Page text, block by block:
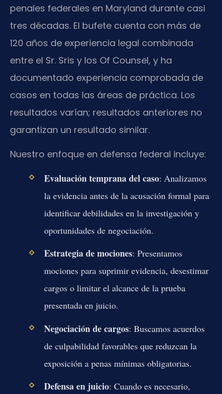
penales federales en Maryland durante casi
tres décadas. El bufete cuenta con más de
120 años de experiencia legal combinada
entre el Sr. Sris y los Of Counsel, y ha
documentado experiencia comprobada de
casos en todas las áreas de práctica. Los
resultados varían; resultados anteriores no
garantizan un resultado similar.
Nuestro enfoque en defensa federal incluye:
Evaluación temprana del caso: Analizamos
la evidencia antes de la acusación formal para
identificar debilidades en la investigación y
oportunidades de negociación.
Estrategia de mociones: Presentamos
mociones para suprimir evidencia, desestimar
cargos o limitar el alcance de la prueba
presentada en juicio.
Negociación de cargos: Buscamos acuerdos
de culpabilidad favorables que reduzcan la
exposición a penas mínimas obligatorias.
Defensa en juicio: Cuando es necesario,